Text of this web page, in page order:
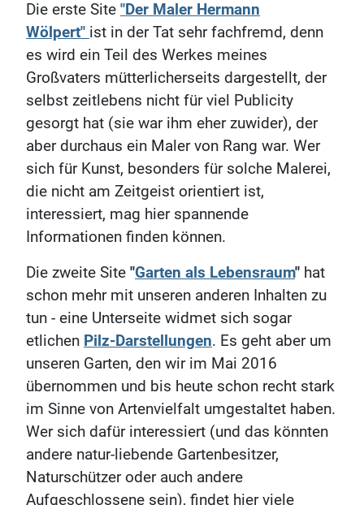
Die erste Site "Der Maler Hermann
Wölpert" ist in der Tat sehr fachfremd, denn
es wird ein Teil des Werkes meines
Großvaters mütterlicherseits dargestellt, der
selbst zeitlebens nicht für viel Publicity
gesorgt hat (sie war ihm eher zuwider), der
aber durchaus ein Maler von Rang war. Wer
sich für Kunst, besonders für solche Malerei,
die nicht am Zeitgeist orientiert ist,
interessiert, mag hier spannende
Informationen finden können.
Die zweite Site "Garten als Lebensraum" hat
schon mehr mit unseren anderen Inhalten zu
tun - eine Unterseite widmet sich sogar
etlichen Pilz-Darstellungen. Es geht aber um
unseren Garten, den wir im Mai 2016
übernommen und bis heute schon recht stark
im Sinne von Artenvielfalt umgestaltet haben.
Wer sich dafür interessiert (und das könnten
andere natur-liebende Gartenbesitzer,
Naturschützer oder auch andere
Aufgeschlossene sein), findet hier viele